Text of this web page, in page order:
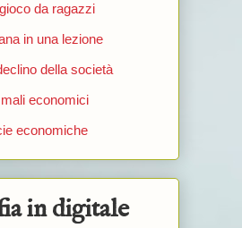
da ragazzi
in una lezione
della società
economici
economiche
in digitale